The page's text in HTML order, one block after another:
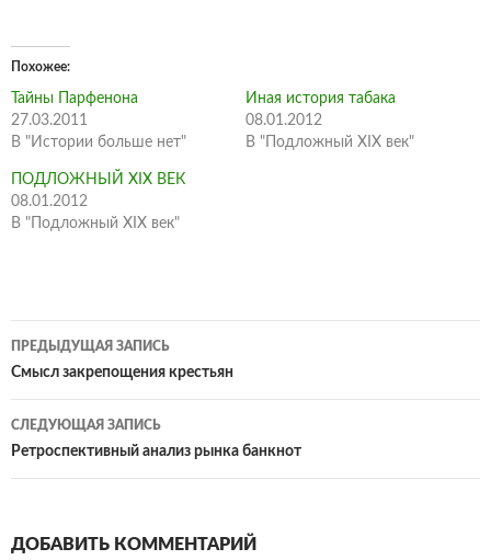
Похожее
Тайны Парфенона
27.03.2011
В "Истории больше нет"
Иная история табака
08.01.2012
В "Подложный XIX век"
ПОДЛОЖНЫЙ XIX ВЕК
08.01.2012
В "Подложный XIX век"
Навигация
по
записям
ПРЕДЫДУЩАЯ ЗАПИСЬ
Смысл закрепощения крестьян
СЛЕДУЮЩАЯ ЗАПИСЬ
Ретроспективный анализ рынка банкнот
ДОБАВИТЬ КОММЕНТАРИЙ